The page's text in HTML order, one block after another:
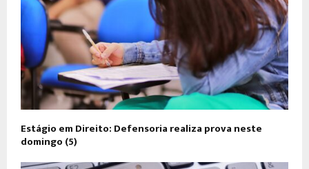
Estágio em Direito: Defensoria realiza prova neste
domingo (5)